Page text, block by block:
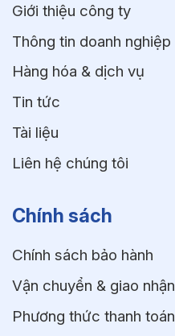
Giới thiệu công ty
Thông tin doanh nghiệp
Hàng hóa & dịch vụ
Tin tức
Tài liệu
Liên hệ chúng tôi
Chính sách
Chính sách bảo hành
Vận chuyển & giao nhận
Phương thức thanh toán